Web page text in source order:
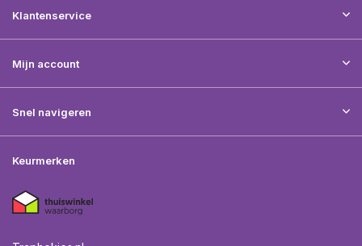
Klantenservice
Mijn account
Snel navigeren
Keurmerken